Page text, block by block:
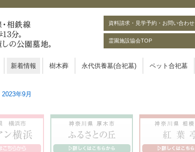
資料請求・見学予約・お問い合わせ
霊園施設協会TOP
新着情報 樹木葬 永代供養墓(合祀墓) ペット合祀墓
2023年9月